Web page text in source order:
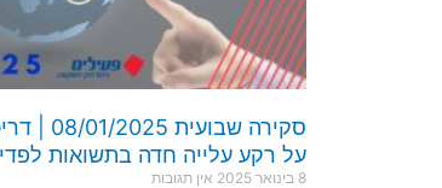
סקירה
על רקע עלייה חדה בתשואות
8 בינואר 2025 אין תגובות